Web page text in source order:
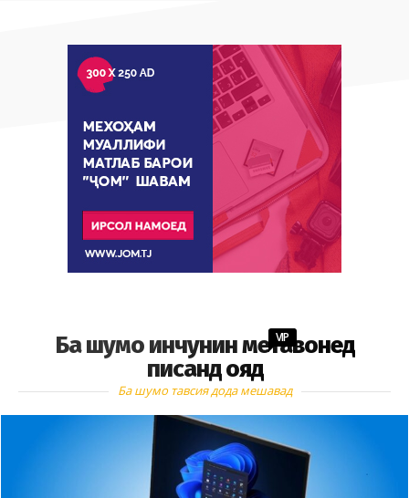
Ба шумо инчунин метавонед
писанд ояд
VIP
Ба шумо тавсия дода мешавад